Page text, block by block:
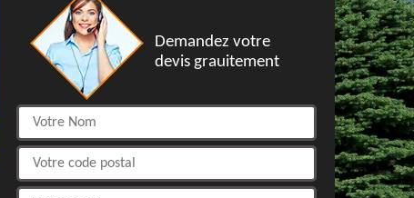
Demandez votre
devis grauitement